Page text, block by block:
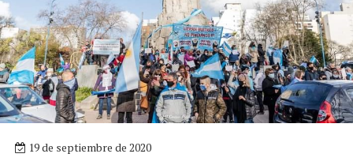
19 de septiembre de 2020